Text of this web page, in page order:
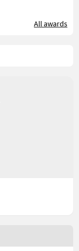
All awards